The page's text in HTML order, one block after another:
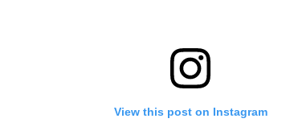
View this post on Instagram